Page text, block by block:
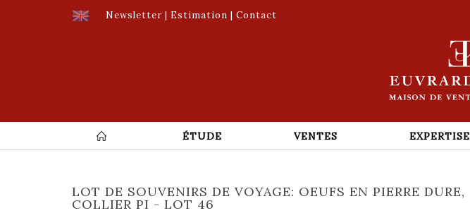
Newsletter | Estimation | Contact
ÉTUDE VENTES EXPERTISE
LOT DE SOUVENIRS DE VOYAGE: OEUFS EN PIERRE DURE,
COLLIER PI - LOT 46